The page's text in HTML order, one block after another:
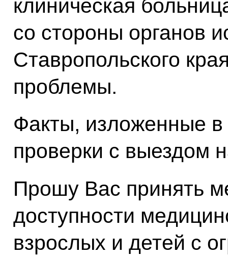
клиническая
со стороны органов
Ставропольского
проблемы.
Факты, изложенные
проверки с выездом
Прошу Вас принять
доступности
взрослых и детей с